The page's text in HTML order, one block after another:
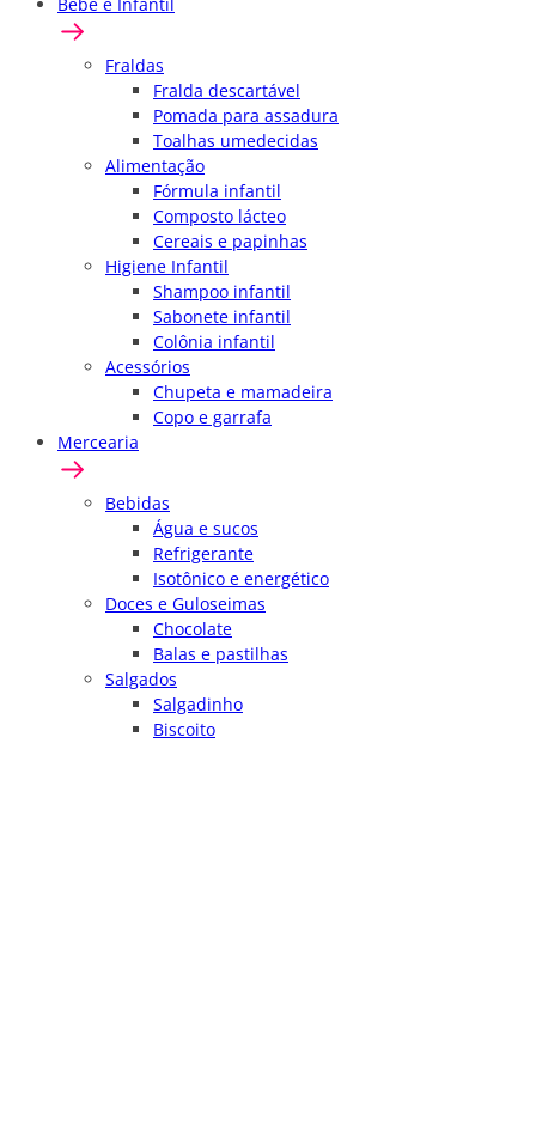
Fraldas
Fralda descartável
Pomada para assadura
Toalhas umedecidas
Alimentação
Fórmula infantil
Composto lácteo
Cereais e papinhas
Higiene Infantil
Shampoo infantil
Sabonete infantil
Colônia infantil
Acessórios
Chupeta e mamadeira
Copo e garrafa
Mercearia
Bebidas
Água e sucos
Refrigerante
Isotônico e energético
Doces e Guloseimas
Chocolate
Balas e pastilhas
Salgados
Salgadinho
Biscoito